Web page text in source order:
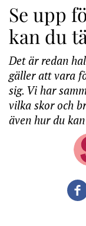
Se upp
kan du
Det är redan
gäller att vara
sig. Vi har
vilka skor och
även hur du